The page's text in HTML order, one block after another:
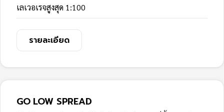
เลเวอเรจสูงสุด 1:100
รายละเอียด
GO LOW SPREAD